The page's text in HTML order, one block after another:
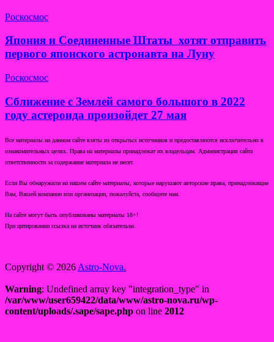
Роскосмос
Япония и Соединенные Штаты хотят отправить
первого японского астронавта на Луну
Роскосмос
Сближение с Землей самого большого в 2022
году астероида произойдет 27 мая
Все материалы на данном сайте взяты из открытых источников и предоставляются исключительно в
ознакомительных целях. Права на материалы принадлежат их владельцам. Администрация сайта
ответственности за содержание материала не несет.
Если Вы обнаружили на нашем сайте материалы, которые нарушают авторские права, принадлежащие
Вам, Вашей компании или организации, пожалуйста, сообщите нам.
На сайте могут быть опубликованы материалы 18+!
При цитировании ссылка на источник обязательна.
Copyright © 2026 Astro-Nova.
Warning: Undefined array key "integration_type" in
/var/www/user659422/data/www/astro-nova.ru/wp-
content/uploads/.sape/sape.php on line 2012